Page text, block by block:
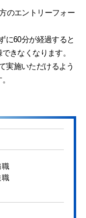
のエントリーフォー
に60分が経過すると
きなくなります。
実施いただけるよう
職